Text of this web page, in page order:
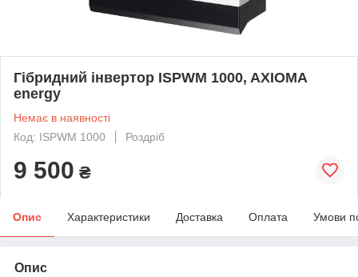
Гібридний інвертор ISPWM 1000, AXIOMA
energy
Немає в наявності
Код: ISPWM 1000
Роздріб
9 500 ₴
Опис Характеристики Доставка Оплата Умови
Опис